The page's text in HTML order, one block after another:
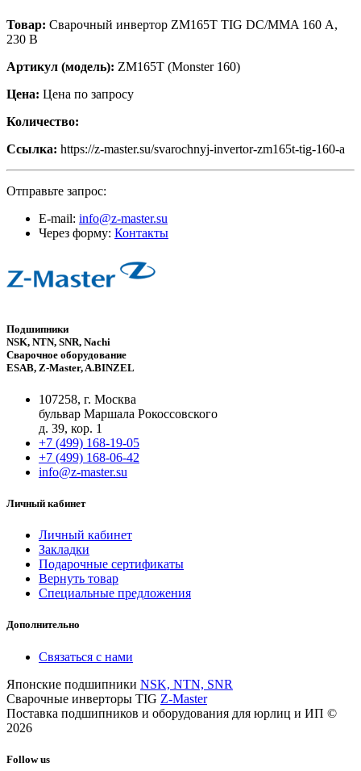
Товар: Сварочный инвертор ZM165T TIG DC/MMA 160 А,
230 В
Артикул (модель): ZM165T (Monster 160)
Цена: Цена по запросу
Количество:
Ссылка: https://z-master.su/svarochnyj-invertor-zm165t-tig-160-a
Отправьте запрос:
E-mail: info@z-master.su
Через форму: Контакты
Подшипники
NSK, NTN, SNR, Nachi
Сварочное оборудование
ESAB, Z-Master, A.BINZEL
107258, г. Москва
бульвар Маршала Рокоссовского
д. 39, кор. 1
+7 (499) 168-19-05
+7 (499) 168-06-42
info@z-master.su
Личный кабинет
Личный кабинет
Закладки
Подарочные сертификаты
Вернуть товар
Специальные предложения
Дополнительно
Связаться с нами
Японские подшипники NSK, NTN, SNR
Сварочные инверторы TIG Z-Master
Поставка подшипников и оборудования для юрлиц и ИП ©
2026
Follow us